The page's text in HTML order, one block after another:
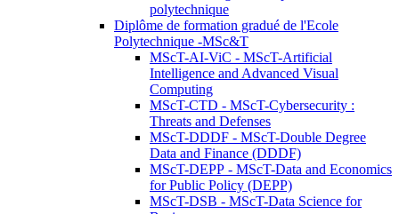
polytechnique
Diplôme de formation gradué de l'Ecole
Polytechnique -MSc&T
MScT-AI-ViC - MScT-Artificial
Intelligence and Advanced Visual
Computing
MScT-CTD - MScT-Cybersecurity :
Threats and Defenses
MScT-DDDF - MScT-Double Degree
Data and Finance (DDDF)
MScT-DEPP - MScT-Data and Economics
for Public Policy (DEPP)
MScT-DSB - MScT-Data Science for